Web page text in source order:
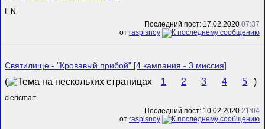
I_N
Последний пост: 17.02.2020 07:37
от raspisnoy
Cвятилище - "Кровавый прибой" [4 кампания - 3 миссия]
( 1 2 3 4 5 )
clericmart
Последний пост: 10.02.2020 21:04
от raspisnoy